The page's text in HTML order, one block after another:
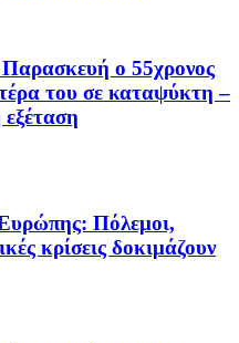
ο 55χρονος
του σε καταψύκτη –
εξέταση
Πόλεμοι,
κρίσεις δοκιμάζουν